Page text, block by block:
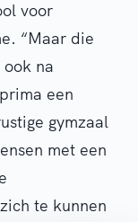
voor
“Maar die
na
een
gymzaal
met een
te kunnen